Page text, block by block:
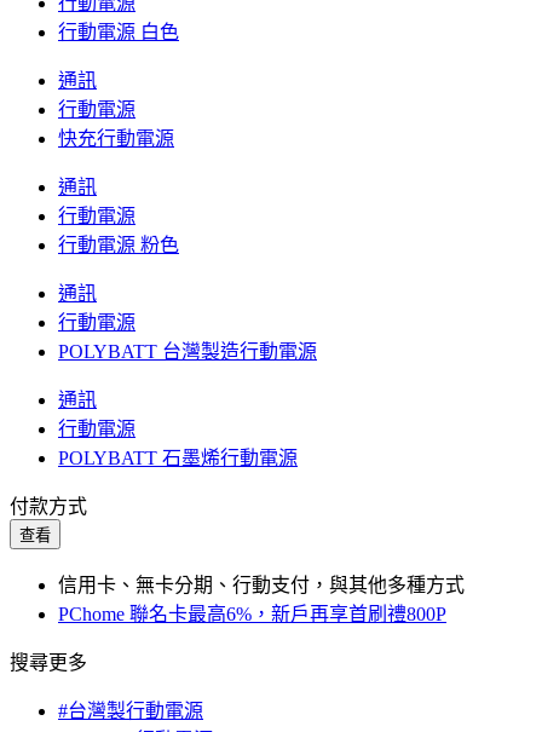
行動電源 白色
通訊
行動電源
快充行動電源
通訊
行動電源
行動電源 粉色
通訊
行動電源
POLYBATT 台灣製造行動電源
通訊
行動電源
POLYBATT 石墨烯行動電源
付款方式
查看
信用卡、無卡分期、行動支付，與其他多種方式
PChome 聯名卡最高6%，新戶再享首刷禮800P
搜尋更多
#台灣製行動電源